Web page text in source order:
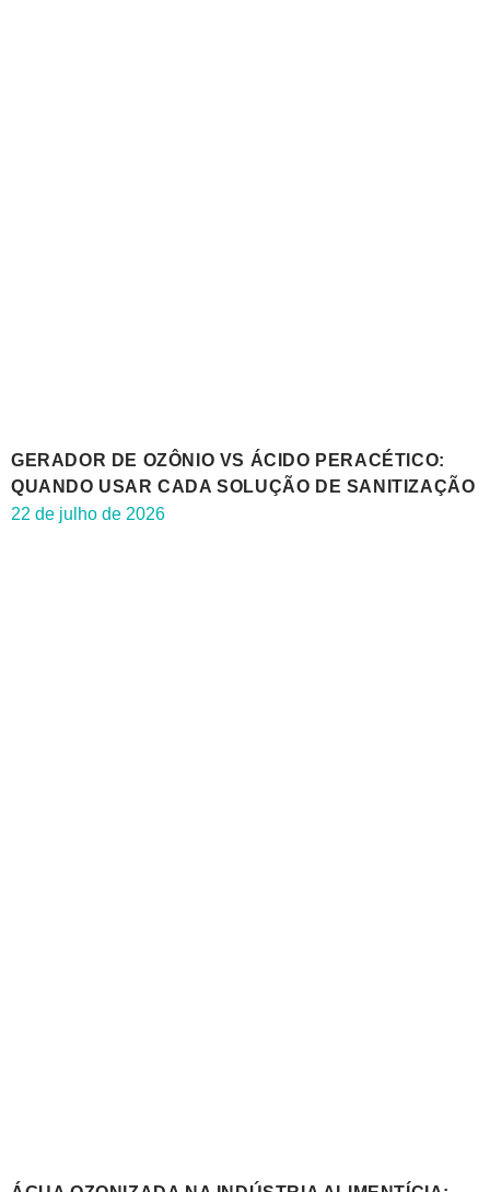
GERADOR DE OZÔNIO VS ÁCIDO PERACÉTICO:
QUANDO USAR CADA SOLUÇÃO DE SANITIZAÇÃO
22 de julho de 2026